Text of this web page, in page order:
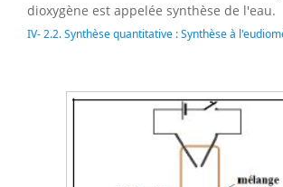
dioxygène est appelée synthèse de l'eau.
IV- 2.2. Synthèse quantitative : Synthèse à